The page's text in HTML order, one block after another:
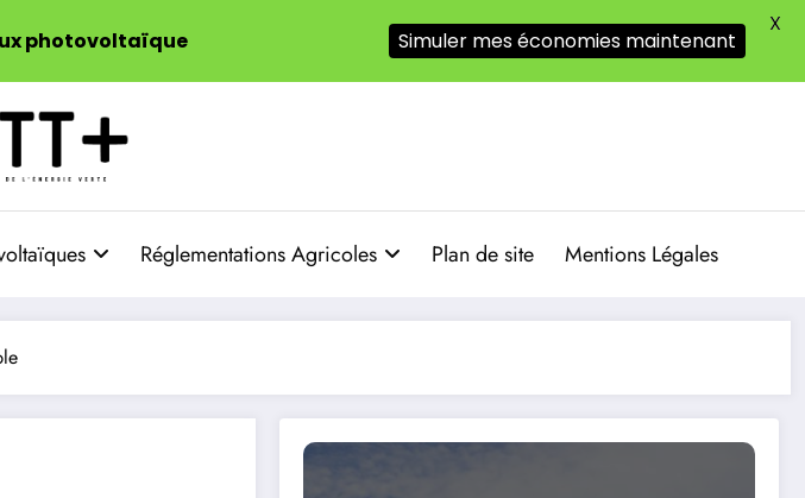
Réglementations Agricoles Plan de site Mentions Légales
photovoltaïque Simuler mes économies maintenant
X